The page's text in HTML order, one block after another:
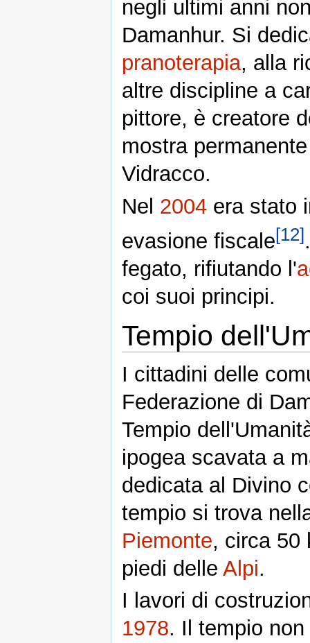
negli ultimi anni
Damanhur. Si
pranoterapia, alla
altre discipline a
pittore, è creatore
mostra
Vidracco.
Nel 2004 era stato
evasione fiscale[12]
fegato, rifiutando l'
coi suoi principi.
Tempio
I cittadini delle
Federazione di
Tempio
ipogea scavata a
dedicata al Divino
tempio si trova
Piemonte, circa 50
piedi delle Alpi.
I lavori di
1978. Il tempio